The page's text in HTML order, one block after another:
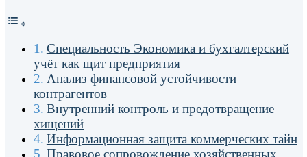
Специальность Экономика и бухгалтерский
учёт как щит предприятия
Анализ финансовой устойчивости
контрагентов
Внутренний контроль и предотвращение
хищений
Информационная защита коммерческих тайн
Правовое сопровождение хозяйственных